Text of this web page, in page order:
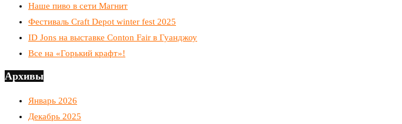
Наше пиво в сети Магнит
Фестиваль Craft Depot winter fest 2025
ID Jons на выставке Conton Fair в Гуанджоу
Все на «Горький крафт»!
Архивы
Январь 2026
Декабрь 2025